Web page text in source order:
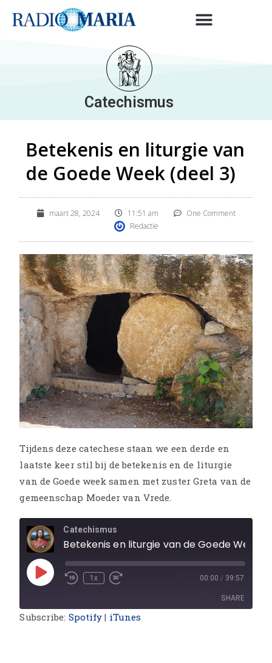
Catechismus
Betekenis en liturgie van
de Goede Week (deel 3)
maart 28, 2024 11:51 am
One Comment
Redactie
Tijdens deze catechese staan we een derde en
laatste keer stil bij de betekenis en de liturgie
van de Goede week samen met zuster Greta van de
gemeenschap Moeder van Vrede.
Catechismus
1x 00:00 / 39:57
SHARE
Subscribe: Spotify | iTunes